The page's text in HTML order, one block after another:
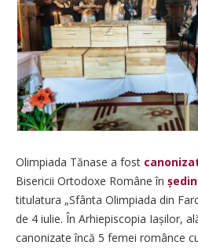
Olimpiada Tănase a fost
Bisericii Ortodoxe Române în
titulatura „Sfânta Olimpiada din
de 4 iulie. În Arhiepiscopia Iașilor,
canonizate încă 5 femei românce